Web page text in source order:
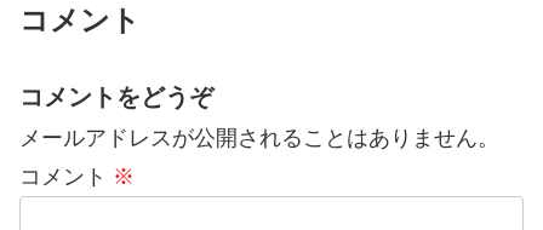
コメント
コメントをどうぞ
メールアドレスが公開されることはありません。
コメント ※